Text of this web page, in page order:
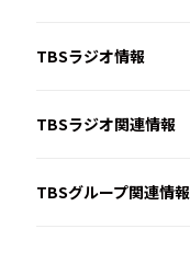
TBSラジオ情報
TBSラジオ関連情報
TBSグループ関連情報